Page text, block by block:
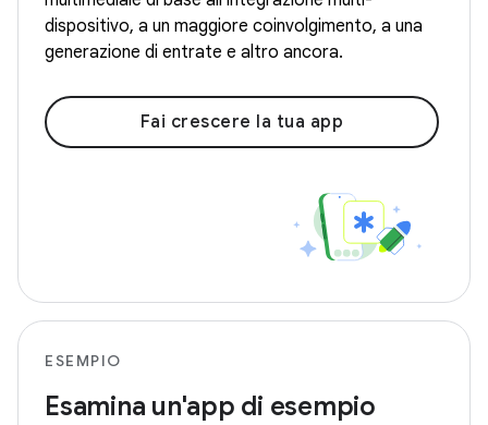
dispositivo, a un maggiore coinvolgimento, a una
generazione di entrate e altro ancora.
Fai crescere la tua app
ESEMPIO
Esamina un'app di esempio